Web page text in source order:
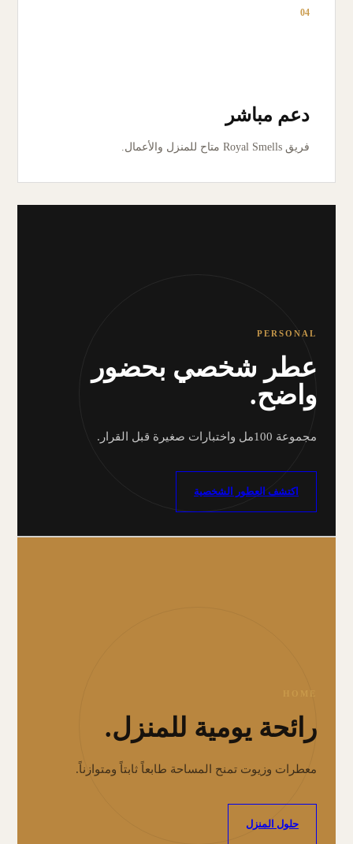
04
دعم مباشر
فريق Royal Smells متاح للمنزل والأعمال.
PERSONAL
عطر شخصي بحضور
واضح.
مجموعة 100مل واختبارات صغيرة قبل القرار.
اكتشف العطور الشخصية
HOME
رائحة يومية للمنزل.
معطرات وزيوت تمنح المساحة طابعاً ثابتاً ومتوازناً.
حلول المنزل